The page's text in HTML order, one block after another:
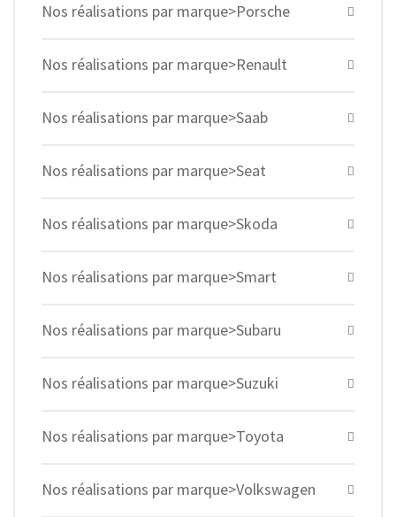
Nos réalisations par marque>Porsche
Nos réalisations par marque>Renault
Nos réalisations par marque>Saab
Nos réalisations par marque>Seat
Nos réalisations par marque>Skoda
Nos réalisations par marque>Smart
Nos réalisations par marque>Subaru
Nos réalisations par marque>Suzuki
Nos réalisations par marque>Toyota
Nos réalisations par marque>Volkswagen